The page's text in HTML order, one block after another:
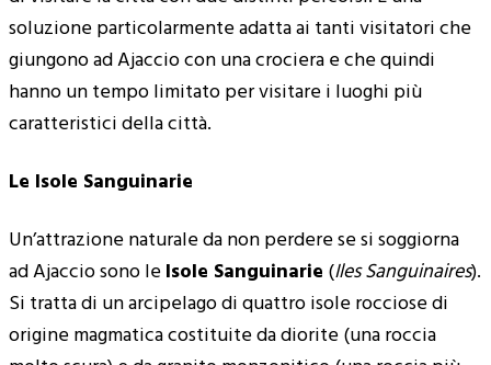
soluzione particolarmente adatta ai tanti visitatori che
giungono ad Ajaccio con una crociera e che quindi
hanno un tempo limitato per visitare i luoghi più
caratteristici della città.
Le Isole Sanguinarie
Un’attrazione naturale da non perdere se si soggiorna
ad Ajaccio sono leIsole Sanguinarie (Iles Sanguinaires).
Si tratta di un arcipelago di quattro isole rocciose di
origine magmatica costituite da diorite (una roccia